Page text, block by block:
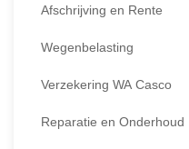
Afschrijving en Rente
Wegenbelasting
Verzekering WA Casco
Reparatie en Onderhoud